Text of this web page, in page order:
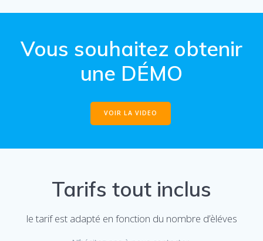
Vous souhaitez obtenir
une DÉMO
VOIR LA VIDEO
Tarifs tout inclus
le tarif est adapté en fonction du nombre d’èléves